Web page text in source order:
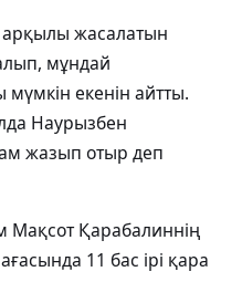
арқылы жасалатын
мұндай
екенін айтты.
Наурызбен
жазып отыр деп
Мақсот Қарабалиннің
11 бас ірі қара